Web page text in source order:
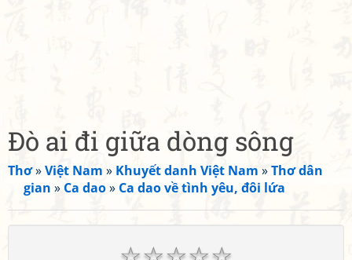
Đò ai đi giữa dòng sông
Thơ»Việt Nam » Khuyết danh Việt Nam »Thơ dân
gian » Ca dao» Ca dao về tình yêu, đôi lứa